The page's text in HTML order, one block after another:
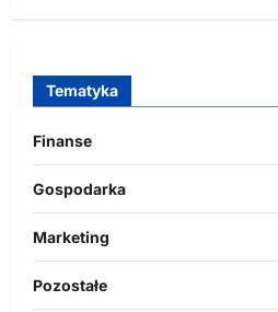
Tematyka
Finanse
Gospodarka
Marketing
Pozostałe